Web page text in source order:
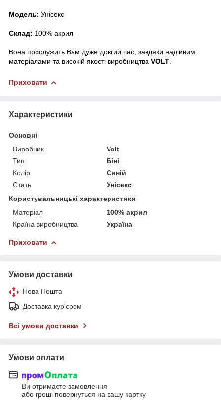
Модель: Унісекс
Склад: 100% акрил
Вона прослужить Вам дуже довгий час, завдяки надійним
матеріалами та високій якості виробництва VOLT
Приховати
Характеристики
Основні
Виробник
Volt
Тип
Біні
Колір
Синій
Стать
Унісекс
Користувальницькі характеристики
Матеріал
100% акрил
Країна виробництва
Україна
Приховати
Умови доставки
Нова Пошта
Доставка кур'єром
Всі умови доставки
Умови оплати
Ви отримаєте замовлення
або гроші повернуться на вашу картку